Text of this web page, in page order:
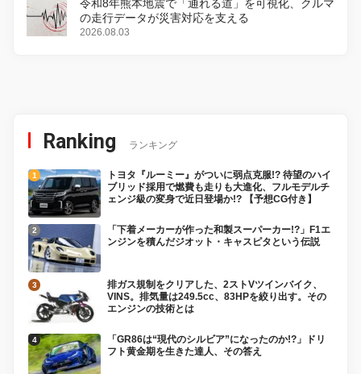
令和8年熊本地震で「通れる道」を可視化、クルマ
の走行データが災害対応を支える
2026.08.03
Ranking ランキング
トヨタ『ルーミー』がついに弱点克服!? 待望のハイ
ブリッド採用で燃費も走りも大進化、フルモデルチ
ェンジ級の変身で近日登場か!? 【予想CG付き】
「下着メーカーが作った和製スーパーカー!?」F1エ
ンジンを積んだジオット・キャスピタという伝説
排ガス規制をクリアした、2ストVツインバイク、
VINS。排気量は249.5cc、83HPを絞り出す。その
エンジンの技術とは
「GR86は“現代のシルビア”になったのか!?」ドリ
フト黄金期を生きた達人、その答え